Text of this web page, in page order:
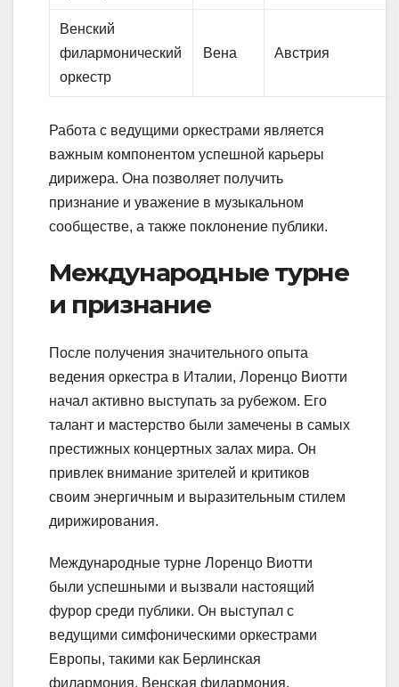
Венский
филармонический
оркестр
Вена Австрия
Работа с ведущими оркестрами является
важным компонентом успешной карьеры
дирижера. Она позволяет получить
признание и уважение в музыкальном
сообществе, а также поклонение публики.
Международные турне
и признание
После получения значительного опыта
ведения оркестра в Италии, Лоренцо Виотти
начал активно выступать за рубежом. Его
талант и мастерство были замечены в самых
престижных концертных залах мира. Он
привлек внимание зрителей и критиков
своим энергичным и выразительным стилем
дирижирования.
Международные турне Лоренцо Виотти
были успешными и вызвали настоящий
фурор среди публики. Он выступал с
ведущими симфоническими оркестрами
Европы, такими как Берлинская
филармония, Венская филармония,